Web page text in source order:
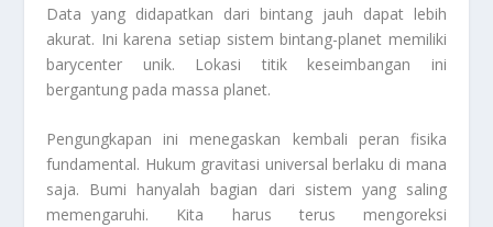
Data yang didapatkan dari bintang jauh dapat lebih
akurat. Ini karena setiap sistem bintang-planet memiliki
barycenter unik. Lokasi titik keseimbangan ini
bergantung pada massa planet.
Pengungkapan ini menegaskan kembali peran fisika
fundamental. Hukum gravitasi universal berlaku di mana
saja. Bumi hanyalah bagian dari sistem yang saling
memengaruhi. Kita harus terus mengoreksi